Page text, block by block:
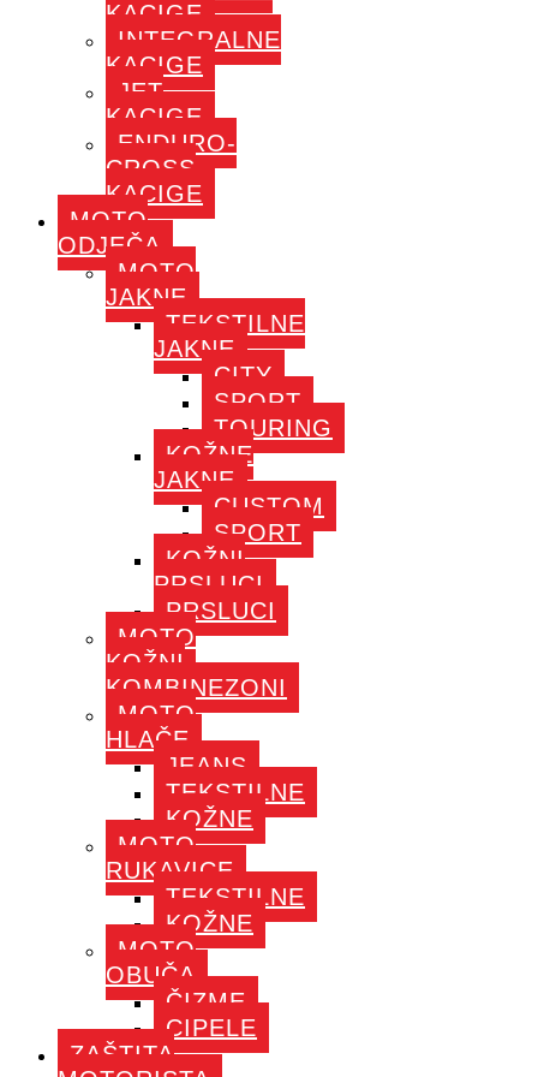
KACIGE
INTEGRALNE
KACIGE
JET
KACIGE
ENDURO-
CROSS
KACIGE
MOTO
ODJEČA
MOTO
JAKNE
TEKSTILNE
JAKNE
CITY
SPORT
TOURING
KOŽNE
JAKNE
CUSTOM
SPORT
KOŽNI
PRSLUCI
PRSLUCI
MOTO
KOŽNI
KOMBINEZONI
MOTO
HLAČE
JEANS
TEKSTILNE
KOŽNE
MOTO
RUKAVICE
TEKSTILNE
KOŽNE
MOTO
OBUČA
ČIZME
CIPELE
ZAŠTITA